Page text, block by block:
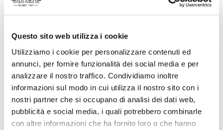
Questo sito web utilizza i cookie
Utilizziamo i cookie per personalizzare contenuti ed
annunci, per fornire funzionalità dei social media e per
analizzare il nostro traffico. Condividiamo inoltre
informazioni sul modo in cui utilizza il nostro sito con i
nostri partner che si occupano di analisi dei dati web,
pubblicità e social media, i quali potrebbero combinarle
con altre informazioni che ha fornito loro o che hanno
ACQUISTA PRODOTTO
MADELEINE | ESSENTIEL EAU DE
TOILETTE